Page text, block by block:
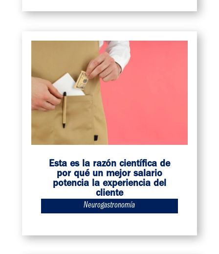
Esta es la razón científica de
por qué un mejor salario
potencia la experiencia del
cliente
Neurogastronomía